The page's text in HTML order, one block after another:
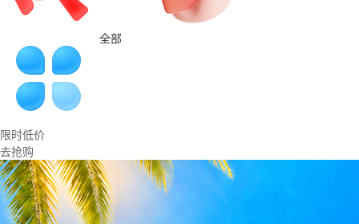
全部
限时低价
去抢购